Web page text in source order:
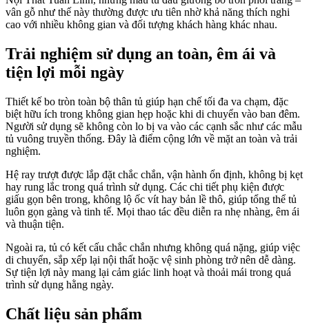
vân gỗ như thế này thường được ưu tiên nhờ khả năng thích nghi
cao với nhiều không gian và đối tượng khách hàng khác nhau.
Trải nghiệm sử dụng an toàn, êm ái và
tiện lợi mỗi ngày
Thiết kế bo tròn toàn bộ thân tủ giúp hạn chế tối đa va chạm, đặc
biệt hữu ích trong không gian hẹp hoặc khi di chuyển vào ban đêm.
Người sử dụng sẽ không còn lo bị va vào các cạnh sắc như các mẫu
tủ vuông truyền thống. Đây là điểm cộng lớn về mặt an toàn và trải
nghiệm.
Hệ ray trượt được lắp đặt chắc chắn, vận hành ổn định, không bị kẹt
hay rung lắc trong quá trình sử dụng. Các chi tiết phụ kiện được
giấu gọn bên trong, không lộ ốc vít hay bản lề thô, giúp tổng thể tủ
luôn gọn gàng và tinh tế. Mọi thao tác đều diễn ra nhẹ nhàng, êm ái
và thuận tiện.
Ngoài ra, tủ có kết cấu chắc chắn nhưng không quá nặng, giúp việc
di chuyển, sắp xếp lại nội thất hoặc vệ sinh phòng trở nên dễ dàng.
Sự tiện lợi này mang lại cảm giác linh hoạt và thoải mái trong quá
trình sử dụng hằng ngày.
Chất liệu sản phẩm